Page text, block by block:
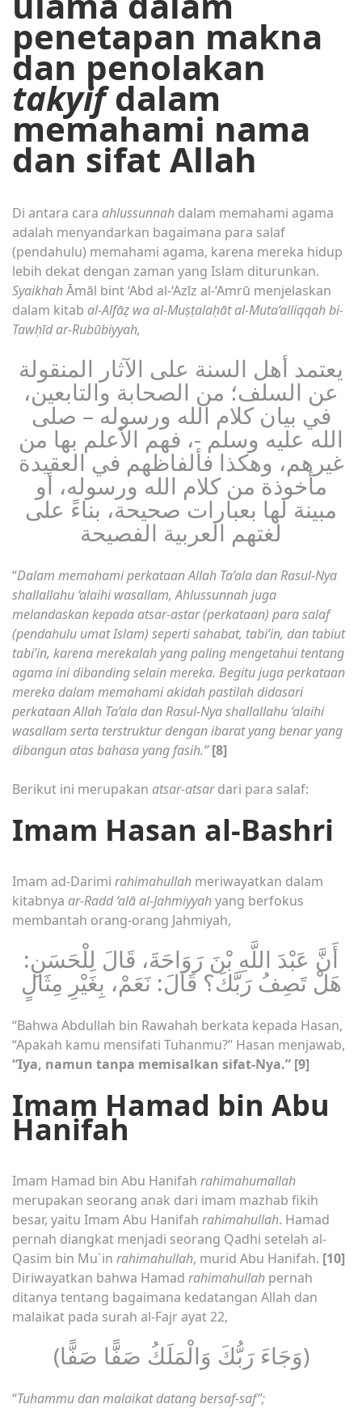
penetapan makna
dan penolakan
takyifdalam
memahami nama
dan sifat Allah
Di antara cara ahlussunnah dalam memahami agama
adalah menyandarkan bagaimana para salaf
(pendahulu) memahami agama, karena mereka hidup
lebih dekat dengan zaman yang Islam diturunkan.
SyaikhahĀmāl bint ‘Abd al-‘Azīz al-‘Amrū menjelaskan
dalam kitab al-Alfāẓ wa al-Muṣṭalaḥāt al-Muta‘alliqqah bi-
Tawḥīd ar-Rubūbiyyah,
يعتمد أهل السنة على الآثار المنقولة
عن السلف؛ من الصحابة والتابعين،
في بيان كلام الله ورسوله – صلى
الله عليه وسلم -، فهم الأعلم بها من
غيرهم، وهكذا فألفاظهم في العقيدة
مأخوذة من كلام الله ورسوله، أو
مبينة لها بعبارات صحيحة، بناءً على
لغتهم العربية الفصيحة
“Dalam memahami perkataan Allah Ta’ala dan Rasul-Nya
shallallahu ‘alaihi wasallam, Ahlussunnah juga
melandaskan kepada atsar-astar (perkataan) para salaf
(pendahulu umat Islam) seperti sahabat, tabi’in, dan tabiut
tabi’in, karena merekalah yang paling mengetahui tentang
agama ini dibanding selain mereka. Begitu juga perkataan
mereka dalam memahami akidah pastilah didasari
perkataan Allah Ta’ala dan Rasul-Nya shallallahu ‘alaihi
wasallam serta terstruktur dengan ibarat yang benar yang
dibangun atas bahasa yang fasih.”[8]
Berikut ini merupakan atsar-atsardari para salaf:
Imam Hasan al-Bashri
Imam ad-Darimi rahimahullah meriwayatkan dalam
kitabnya ar-Radd ‘alā al-Jahmiyyahyang berfokus
membantah orang-orang Jahmiyah,
أَنَّ عَبْدَ اللَّهِ بْنَ رَوَاحَةَ، قَالَ لِلْحَسَنِ:
هَلْ تَصِفُ رَبَّكَ؟ قَالَ: نَعَمْ، بِغَيْرِ مِثَالٍ
“Bahwa Abdullah bin Rawahah berkata kepada Hasan,
“Apakah kamu mensifati Tuhanmu?” Hasan menjawab,
“Iya, namun tanpa memisalkan sifat-Nya.” [9]
Imam Hamad bin Abu
Hanifah
Imam Hamad bin Abu Hanifah rahimahumallah
merupakan seorang anak dari imam mazhab fikih
besar, yaitu Imam Abu Hanifah rahimahullah. Hamad
pernah diangkat menjadi seorang Qadhi setelah al-
Qasim bin Mu`in rahimahullah, murid Abu Hanifah. [10]
Diriwayatkan bahwa Hamad rahimahullah pernah
ditanya tentang bagaimana kedatangan Allah dan
malaikat pada surah al-Fajr ayat 22,
(وَجَاءَ رَبُّكَ وَالْمَلَكُ صَفًّا صَفًّا)
“Tuhammu dan malaikat datang bersaf-saf”;